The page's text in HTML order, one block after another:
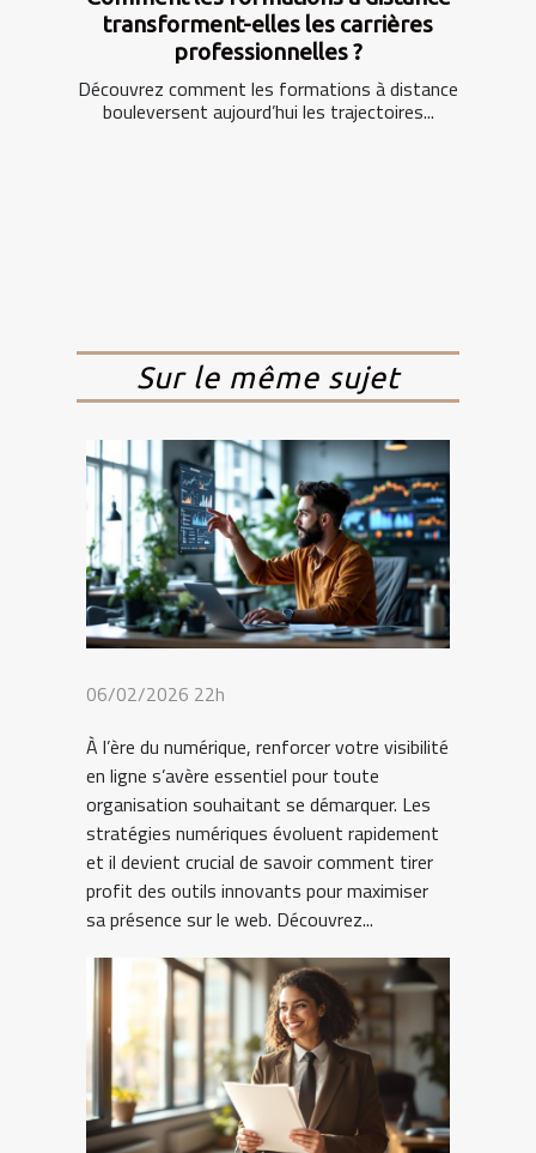
transforment-elles les carrières
professionnelles ?
Découvrez comment les formations à distance
bouleversent aujourd’hui les trajectoires...
Sur le même sujet
06/02/2026 22h
À l’ère du numérique, renforcer votre visibilité
en ligne s’avère essentiel pour toute
organisation souhaitant se démarquer. Les
stratégies numériques évoluent rapidement
et il devient crucial de savoir comment tirer
profit des outils innovants pour maximiser
sa présence sur le web. Découvrez...